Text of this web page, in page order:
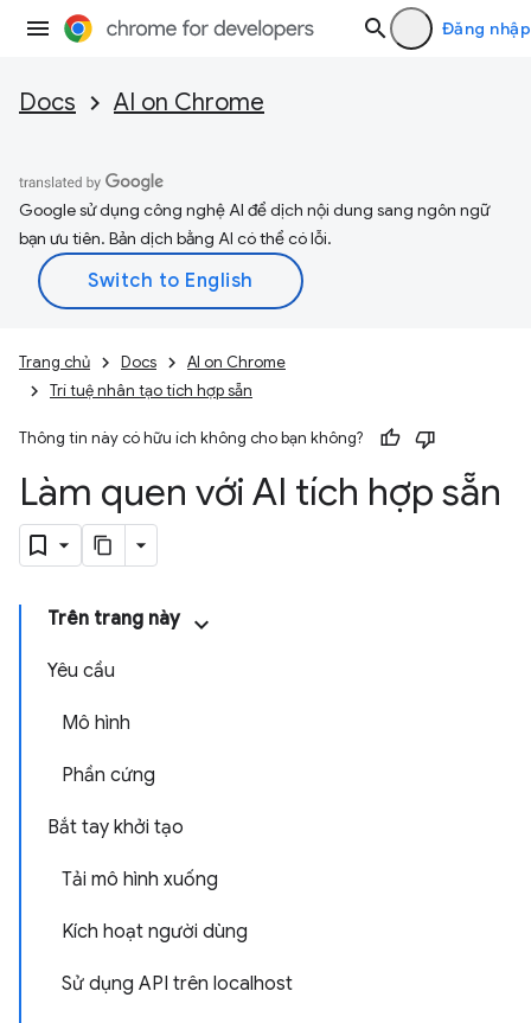
Đăng nhập
Docs AI on Chrome
Google sử dụng công nghệ AI để dịch nội dung sang ngôn ngữ
bạn ưu tiên. Bản dịch bằng AI có thể có lỗi.
Trang chủ Docs
AI on Chrome
Trí tuệ nhân tạo tích hợp sẵn
Thông tin này có hữu ích không cho bạn không?
Làm quen với AI tích hợp sẵn
Trên trang này
Yêu cầu
Mô hình
Phần cứng
Bắt tay khởi tạo
Tải mô hình xuống
Kích hoạt người dùng
Sử dụng API trên localhost